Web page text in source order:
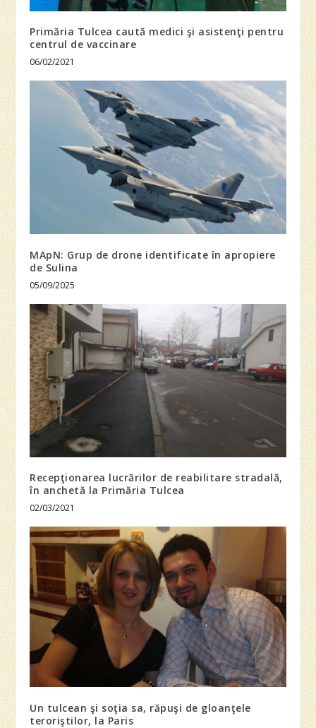
Primăria Tulcea caută medici şi asistenţi pentru
centrul de vaccinare
06/02/2021
MApN: Grup de drone identificate în apropiere
de Sulina
05/09/2025
Recepţionarea lucrărilor de reabilitare stradală,
în anchetă la Primăria Tulcea
02/03/2021
Un tulcean şi soţia sa, răpuşi de gloanţele
teroriştilor, la Paris